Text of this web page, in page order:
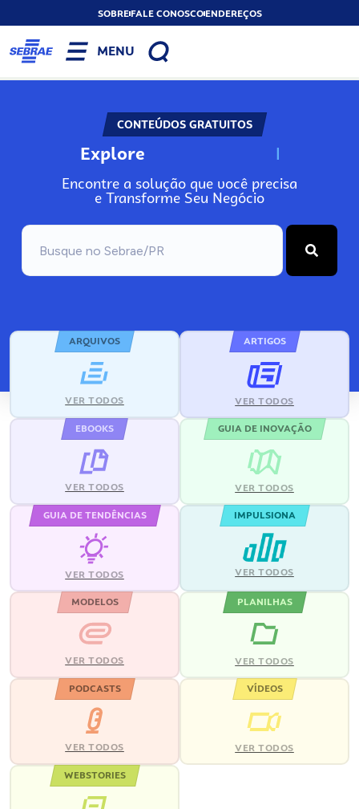
SOBREFALE CONOSCOENDEREÇOS
MENU
CONTEÚDOS GRATUITOS
Explore N
Encontre a solução que você precisa
e Transforme Seu Negócio
ARQUIVOS
VER TODOS
ARTIGOS
VER TODOS
EBOOKS
VER TODOS
GUIA DE INOVAÇÃO
VER TODOS
GUIA DE TENDÊNCIAS
VER TODOS
IMPULSIONA
VER TODOS
MODELOS
VER TODOS
PLANILHAS
VER TODOS
PODCASTS
VER TODOS
VÍDEOS
VER TODOS
WEBSTORIES